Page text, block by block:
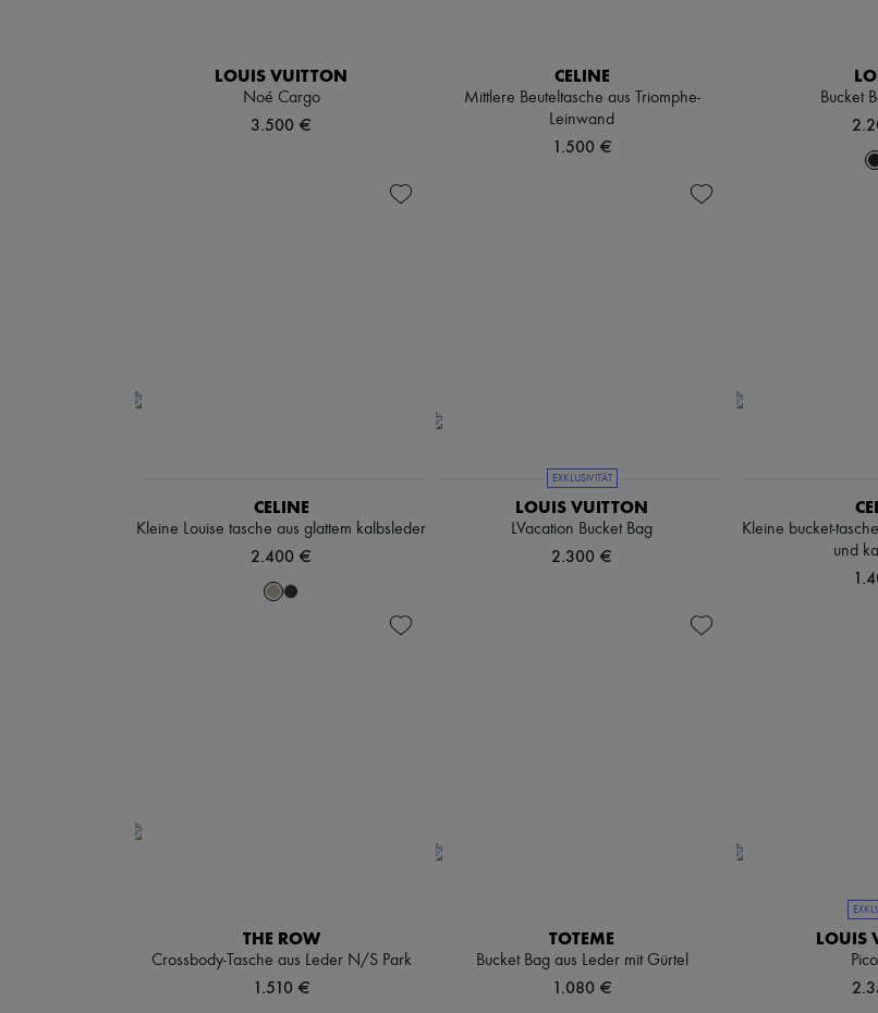
LOUIS VUITTON
Noé Cargo
3.500 €
CELINE
Mittlere Beuteltasche aus Triomphe-
Leinwand
1.500 €
Bucket
CELINE
Kleine Louise tasche aus glattem kalbsleder
2.400 €
EXKLUSIVITÄT
LOUIS VUITTON
LVacation Bucket Bag
2.300 €
Kleine bucket-
und
THE ROW
Crossbody-Tasche aus Leder N/S Park
1.510 €
TOTEME
Bucket Bag aus Leder mit Gürtel
1.080 €
LOUIS